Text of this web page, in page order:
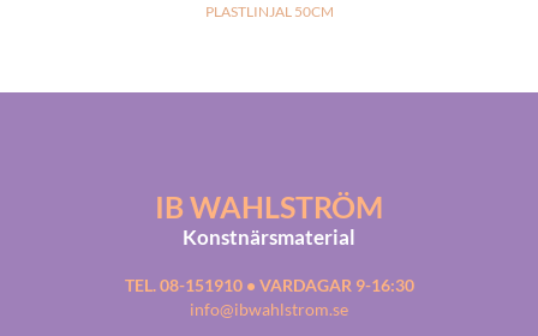
PLASTLINJAL 50CM
IB WAHLSTRÖM
Konstnärsmaterial
TEL. 08-151910 • VARDAGAR 9-16:30
info@ibwahlstrom.se